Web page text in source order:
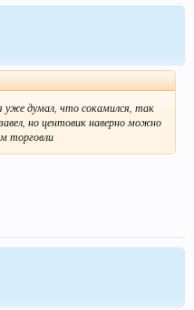
думал, что сокамился, так
но центовик наверно можно
торговли